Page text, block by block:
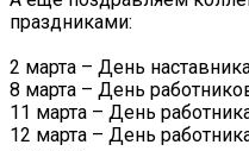
праздниками:
2 марта – День
8 марта – День
11 марта – День
12 марта – День